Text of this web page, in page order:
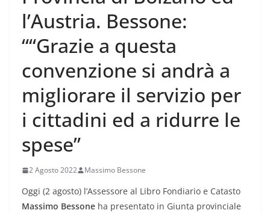
l’Austria. Bessone:
““Grazie a questa
convenzione si andrà a
migliorare il servizio per
i cittadini ed a ridurre le
spese”
2 Agosto 2022 Massimo Bessone
Oggi (2 agosto) l’Assessore al Libro Fondiario e Catasto
Massimo Bessone ha presentato in Giunta provinciale